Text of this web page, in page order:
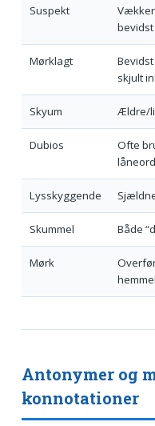
Suspekt
bevidst
Mørklagt
skjult
Skyum Ældre/
Dubios
Ofte
Lysskyggende
Skummel Både
Mørk
Antonymer og
konnotationer